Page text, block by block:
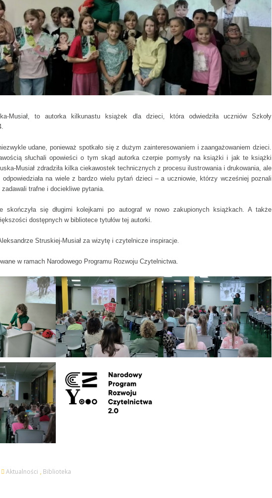
Telewizja szkolna
Pedagog
Biblioteka
Chór
Kółko chemiczne
ZHP
Musiał, to autorka kilkunastu książek dla dzieci, która odwiedziła uczniów Szkoły
udane, ponieważ spotkało się z dużym zainteresowaniem i zaangażowaniem dzieci.
słuchali opowieści o tym skąd autorka czerpie pomysły na książki i jak te książki
Musiał zdradziła kilka ciekawostek technicznych z procesu ilustrowania i drukowania, ale
na wiele z bardzo wielu pytań dzieci – a uczniowie, którzy wcześniej poznali
trafne i dociekliwe pytania.
skończyła się długimi kolejkami po autograf w nowo zakupionych książkach. A także
dostępnych w bibliotece tytułów tej autorki.
Struskiej-Musiał za wizytę i czytelnicze inspiracje.
w ramach Narodowego Programu Rozwoju Czytelnictwa.
Aktualności , Biblioteka